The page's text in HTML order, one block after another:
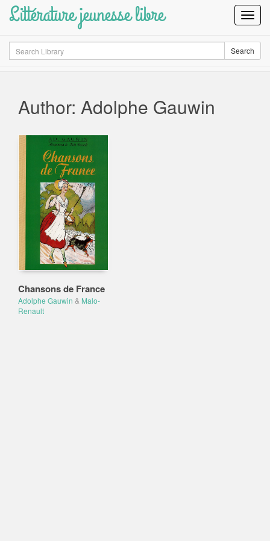
Littérature jeunesse libre
Search Search
Author: Adolphe Gauwin
Chansons de France
Adolphe Gauwin & Malo-
Renault